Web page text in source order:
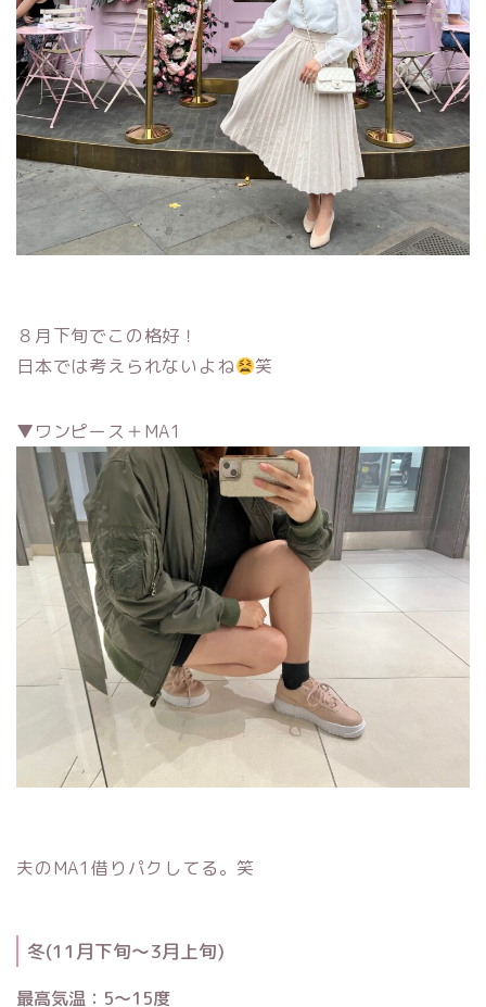
８月下旬でこの格好！
日本では考えられないよね
笑
▼ワンピース＋MA1
夫のMA1借りパクしてる。笑
冬(11月下旬〜3月上旬)
最高気温：5〜15度